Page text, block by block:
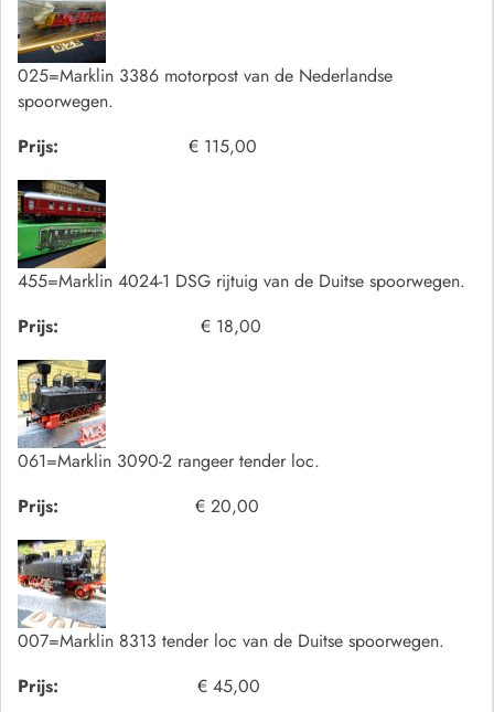
025=Marklin 3386 motorpost van de Nederlandse
spoorwegen.
Prijs:
€ 115,00
455=Marklin 4024-1 DSG rijtuig van de Duitse spoorwegen.
Prijs:
€ 18,00
061=Marklin 3090-2 rangeer tender loc.
Prijs:
€ 20,00
007=Marklin 8313 tender loc van de Duitse spoorwegen.
Prijs:
€ 45,00